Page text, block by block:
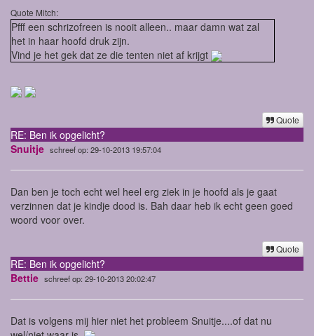
Quote Mitch:
Pfff een schrizofreen is nooit alleen.. maar damn wat zal
het in haar hoofd druk zijn.
Vind je het gek dat ze die tenten niet af krijgt
Quote
RE: Ben ik opgelicht?
Snuitje schreef op: 29-10-2013 19:57:04
Dan ben je toch echt wel heel erg ziek in je hoofd als je gaat
verzinnen dat je kindje dood is. Bah daar heb ik echt geen goed
woord voor over.
Quote
RE: Ben ik opgelicht?
Bettie schreef op: 29-10-2013 20:02:47
Dat is volgens mij hier niet het probleem Snuitje....of dat nu